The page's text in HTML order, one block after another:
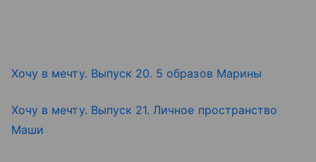
Хочу в мечту. Выпуск 20. 5 образов Марины
Хочу в мечту. Выпуск 21. Личное пространство
Маши